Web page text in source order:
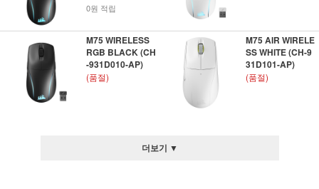
0원 적립
M75 WIRELESS
RGB BLACK (CH
-931D010-AP)
(품절)
M75 AIR WIRELE
SS WHITE (CH-9
31D101-AP)
(품절)
더보기 ▼